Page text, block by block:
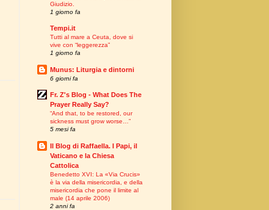
Giudizio.
1 giorno fa
Tempi.it
Tutti al mare a Ceuta, dove si
vive con “leggerezza”
1 giorno fa
Munus: Liturgia e dintorni
6 giorni fa
Fr. Z's Blog - What Does The
Prayer Really Say?
“And that, to be restored, our
sickness must grow worse…”
5 mesi fa
Il Blog di Raffaella. I Papi, il
Vaticano e la Chiesa
Cattolica
Benedetto XVI: La «Via Crucis»
è la via della misericordia, e della
misericordia che pone il limite al
male (14 aprile 2006)
2 anni fa